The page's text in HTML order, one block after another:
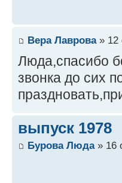
Вера Лаврова» 12
Люда,спасибо
звонка до сих
выпуск 1978
Бурова Люда» 16